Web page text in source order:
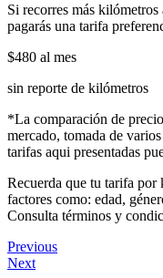
Si recorres más
pagarás una tarifa
$480 al mes
sin reporte de kilómetros
*La comparación de
mercado, tomada de
tarifas aqui presentadas
Recuerda que tu tarifa por
factores como: edad,
Consulta términos y
Previous
Next